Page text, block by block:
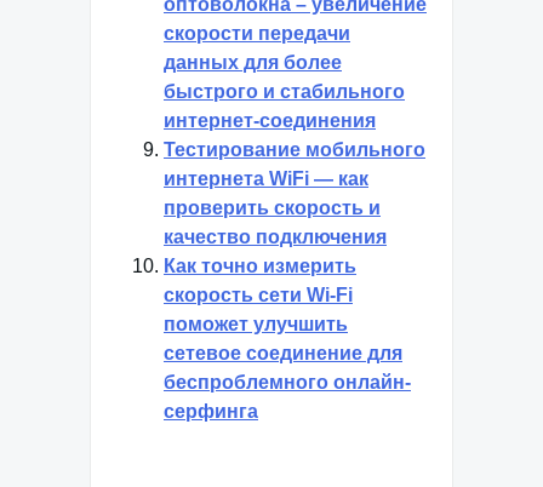
скорости передачи
данных для более
быстрого и стабильного
интернет-соединения
Тестирование мобильного
интернета WiFi — как
проверить скорость и
качество подключения
Как точно измерить
скорость сети Wi-Fi
поможет улучшить
сетевое соединение для
беспроблемного онлайн-
серфинга